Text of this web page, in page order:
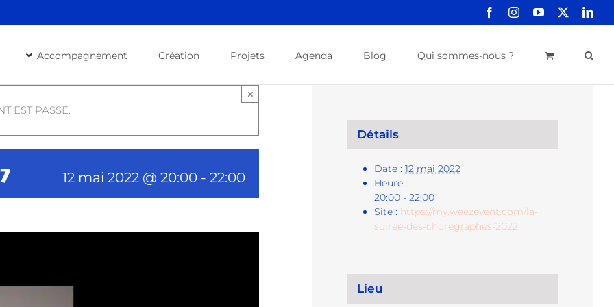
FacebookInstagramYouTube
Accompagnement Création Projets Agenda Blog Qui sommes-nous ?
EST PASSÉ.
×
12 mai 2022 @ 20:00 -22:00
Détails
Date : 12 mai 2022
Heure :
20:00 - 22:00
Site : https://my.weezevent.com/la-
soiree-des-choregraphes-2022
Lieu